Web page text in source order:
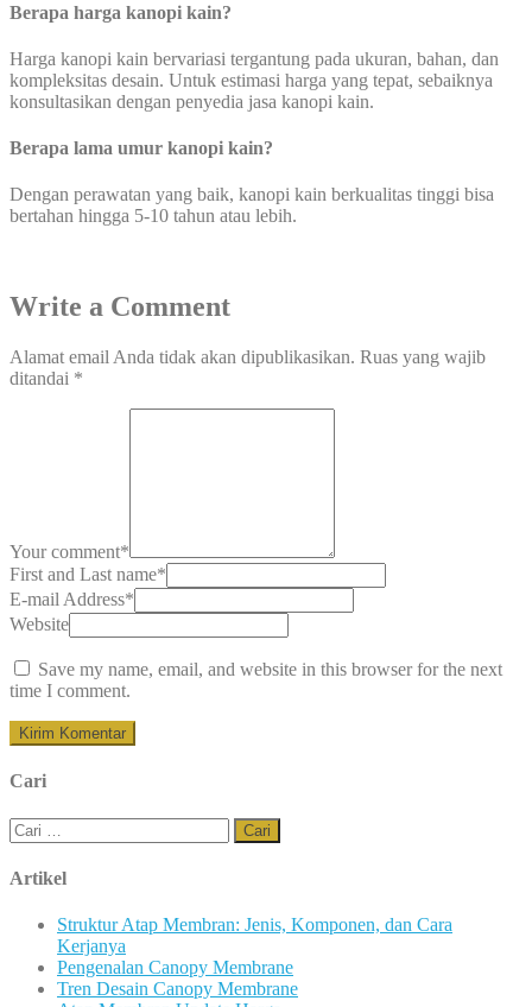
Berapa harga kanopi kain?
Harga kanopi kain bervariasi tergantung pada ukuran, bahan, dan
kompleksitas desain. Untuk estimasi harga yang tepat, sebaiknya
konsultasikan dengan penyedia jasa kanopi kain.
Berapa lama umur kanopi kain?
Dengan perawatan yang baik, kanopi kain berkualitas tinggi bisa
bertahan hingga 5-10 tahun atau lebih.
Write a Comment
Alamat email Anda tidak akan dipublikasikan. Ruas yang wajib
ditandai *
Your comment*
First and Last name*
E-mail Address*
Website
Save my name, email, and website in this browser for the next
time I comment.
Cari
Cari
untuk:
Artikel
Struktur Atap Membran: Jenis, Komponen, dan Cara
Kerjanya
Pengenalan Canopy Membrane
Tren Desain Canopy Membrane